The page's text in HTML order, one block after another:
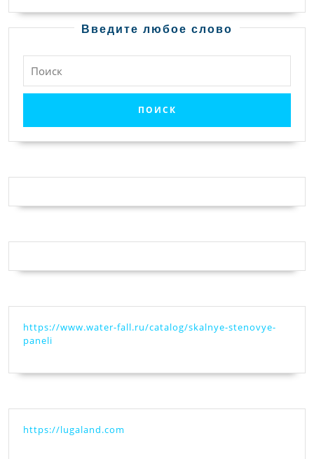
Введите любое слово
https://www.water-fall.ru/catalog/skalnye-stenovye-
paneli
https://lugaland.com